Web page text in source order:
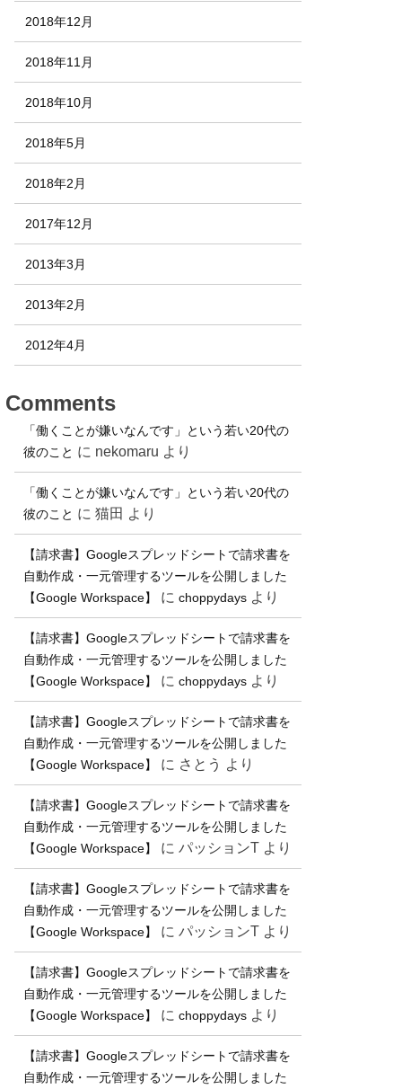
2018年12月
2018年11月
2018年10月
2018年5月
2018年2月
2017年12月
2013年3月
2013年2月
2012年4月
Comments
「働くことが嫌いなんです」という若い20代の
彼のこと に nekomaru より
「働くことが嫌いなんです」という若い20代の
彼のこと に 猫田 より
【請求書】Googleスプレッドシートで請求書を
自動作成・一元管理するツールを公開しました
【Google Workspace】
に choppydays より
【請求書】Googleスプレッドシートで請求書を
自動作成・一元管理するツールを公開しました
【Google Workspace】
に choppydays より
【請求書】Googleスプレッドシートで請求書を
自動作成・一元管理するツールを公開しました
【Google Workspace】
に さとう より
【請求書】Googleスプレッドシートで請求書を
自動作成・一元管理するツールを公開しました
【Google Workspace】
に パッションT より
【請求書】Googleスプレッドシートで請求書を
自動作成・一元管理するツールを公開しました
【Google Workspace】
に パッションT より
【請求書】Googleスプレッドシートで請求書を
自動作成・一元管理するツールを公開しました
【Google Workspace】
に choppydays より
【請求書】Googleスプレッドシートで請求書を
自動作成・一元管理するツールを公開しました